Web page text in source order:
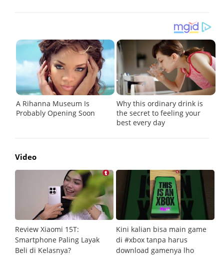
Video
Review Xiaomi 15T:
Smartphone Paling Layak
Beli di Kelasnya?
Kini kalian bisa main game
di #xbox tanpa harus
download gamenya lho